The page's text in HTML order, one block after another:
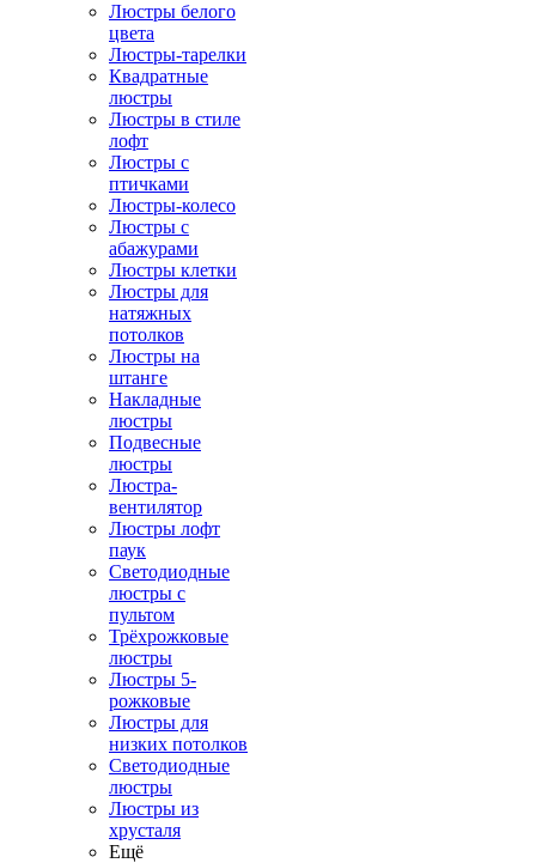
Люстры белого
цвета
Люстры-тарелки
Квадратные
люстры
Люстры в стиле
лофт
Люстры с
птичками
Люстры-колесо
Люстры с
абажурами
Люстры клетки
Люстры для
натяжных
потолков
Люстры на
штанге
Накладные
люстры
Подвесные
люстры
Люстра-
вентилятор
Люстры лофт
паук
Светодиодные
люстры с
пультом
Трёхрожковые
люстры
Люстры 5-
рожковые
Люстры для
низких потолков
Cветодиодные
люстры
Люстры из
хрусталя
Ещё